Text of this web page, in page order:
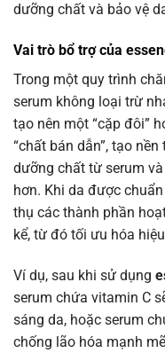
dưỡng chất và bảo vệ
Vai trò bổ trợ của
Trong một quy trình
serum không loại trừ
tạo nên một “cặp đôi”
“chất bán dẫn”, tạo
dưỡng chất từ serum
hơn. Khi da được
thụ các thành phần
kể, từ đó tối ưu hóa
Ví dụ, sau khi sử dụng
serum chứa vitamin C
sáng da, hoặc serum
chống lão hóa mạnh